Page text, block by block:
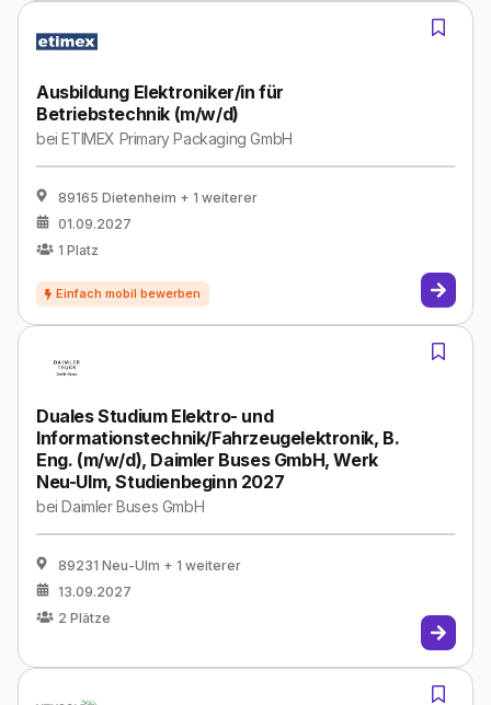
Ausbildung Elektroniker/in für
Betriebstechnik (m/w/d)
beiETIMEX Primary Packaging GmbH
89165 Dietenheim + 1 weiterer
01.09.2027
1 Platz
Duales Studium Elektro- und
Informationstechnik/Fahrzeugelektronik, B.
Eng. (m/w/d), Daimler Buses GmbH, Werk
Neu-Ulm, Studienbeginn 2027
beiDaimler Buses GmbH
89231 Neu-Ulm + 1 weiterer
13.09.2027
2 Plätze